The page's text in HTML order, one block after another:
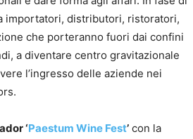
importatori, distributori, ristoratori,
che porteranno fuori dai confini
a diventare centro gravitazionale
l’ingresso delle aziende nei
‘Paestum Wine Fest’ con la